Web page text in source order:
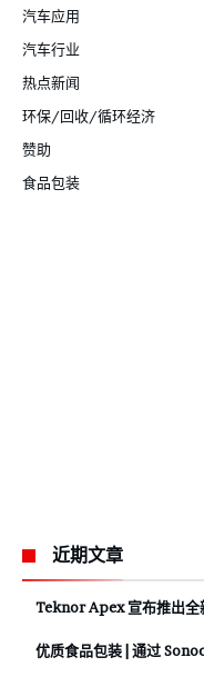
汽车应用
汽车行业
热点新闻
环保/回收/循环经济
赞助
食品包装
近期文章
Teknor Apex 宣布推出
优质食品包装 | 通过